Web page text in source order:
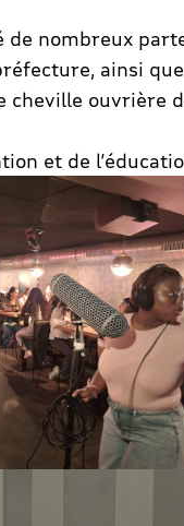
nombreux
ainsi
cheville ouvrière
et de